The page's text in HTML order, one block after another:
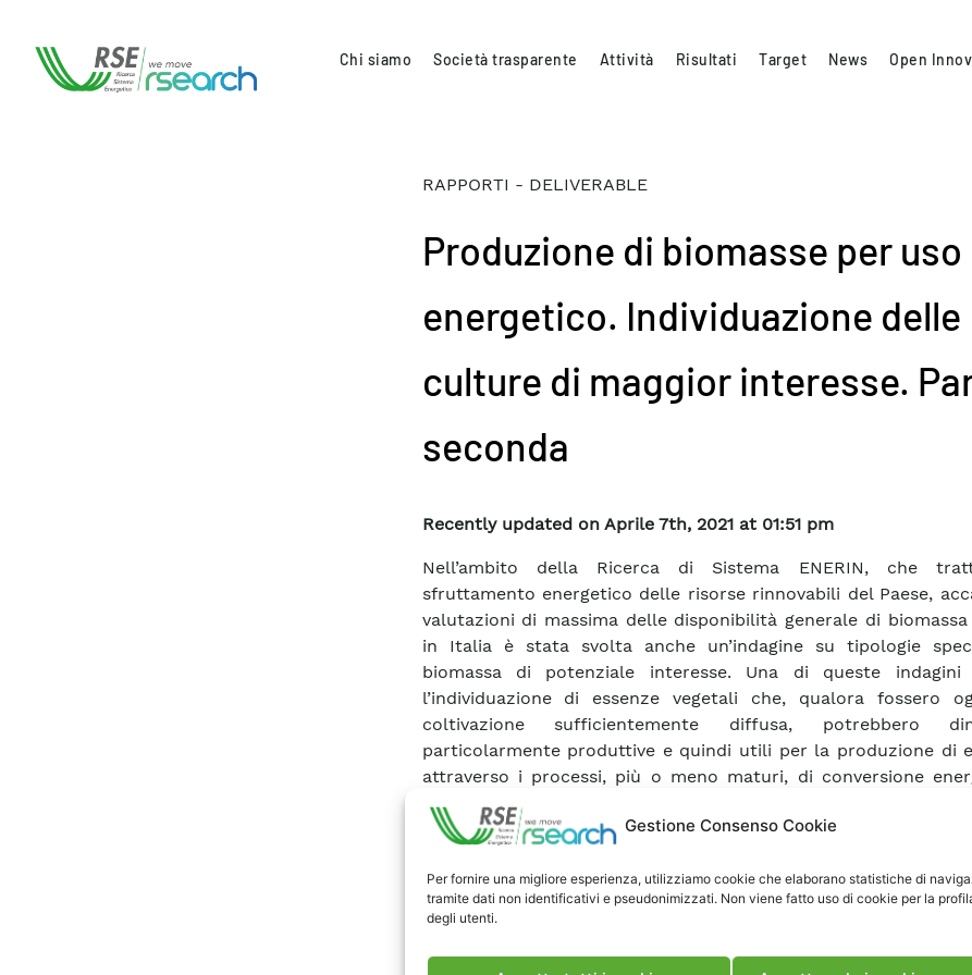
Gestione Consenso Cookie
Per fornire una migliore esperienza, utilizziamo cookie che elaborano statistiche di
tramite dati non identificativi e pseudonimizzati. Non viene fatto uso di cookie per la
degli utenti.
Chi siamo Società trasparente Attività Risultati Target News Open
RAPPORTI - DELIVERABLE
Produzione di biomasse per uso
energetico. Individuazione delle
culture di maggior interesse.
seconda
Recently updated on Aprile 7th, 2021 at 01:51 pm
Nell’ambito della Ricerca di Sistema ENERIN, che
sfruttamento energetico delle risorse rinnovabili del Paese,
valutazioni di massima delle disponibilità generale di
in Italia è stata svolta anche un’indagine su tipologie
biomassa di potenziale interesse. Una di queste indagini
l’individuazione di essenze vegetali che, qualora fossero
coltivazione sufficientemente diffusa, potrebbero
particolarmente produttive e quindi utili per la produzione di
attraverso i processi, più o meno maturi, di conversione
tema in questione è stato svolto da ENEL Produzione, che per
relativa al secondo semestre 2000 ha prodotto il rapporto qui
biomasse, molte delle quali non presenti sul territorio
di queste, in seguito ad adattamento, potrebbero
particolarmente produttive per gli utilizzi energetici. Oltre
informazioni generali e specifici sulle specie prese in